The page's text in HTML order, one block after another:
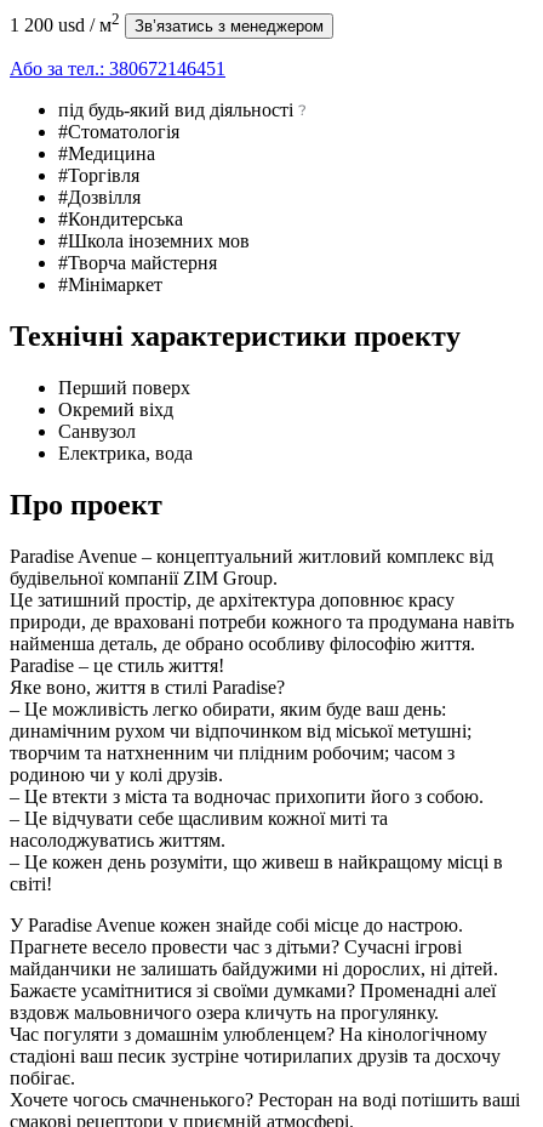
1 200 usd / м2 Зв’язатись з менеджером
Або за тел.: 380672146451
під будь-який вид діяльності
#Стоматологія
#Медицина
#Торгівля
#Дозвілля
#Кондитерська
#Школа іноземних мов
#Творча майстерня
#Мінімаркет
Технічні характеристики проекту
Перший поверх
Окремий віхд
Санвузол
Електрика, вода
Про проект
Paradise Avenue – концептуальний житловий комплекс від
будівельної компанії ZIM Group.
Це затишний простір, де архітектура доповнює красу
природи, де враховані потреби кожного та продумана навіть
найменша деталь, де обрано особливу філософію життя.
Paradise – це стиль життя!
Яке воно, життя в стилі Paradise?
– Це можливість легко обирати, яким буде ваш день:
динамічним рухом чи відпочинком від міської метушні;
творчим та натхненним чи плідним робочим; часом з
родиною чи у колі друзів.
– Це втекти з міста та водночас прихопити його з собою.
– Це відчувати себе щасливим кожної миті та
насолоджуватись життям.
– Це кожен день розуміти, що живеш в найкращому місці в
світі!
У Paradise Avenue кожен знайде собі місце до настрою.
Прагнете весело провести час з дітьми? Сучасні ігрові
майданчики не залишать байдужими ні дорослих, ні дітей.
Бажаєте усамітнитися зі своїми думками? Променадні алеї
вздовж мальовничого озера кличуть на прогулянку.
Час погуляти з домашнім улюбленцем? На кінологічному
стадіоні ваш песик зустріне чотирилапих друзів та досхочу
побігає.
Хочете чогось смачненького? Ресторан на воді потішить ваші
смакові рецептори у приємній атмосфері.